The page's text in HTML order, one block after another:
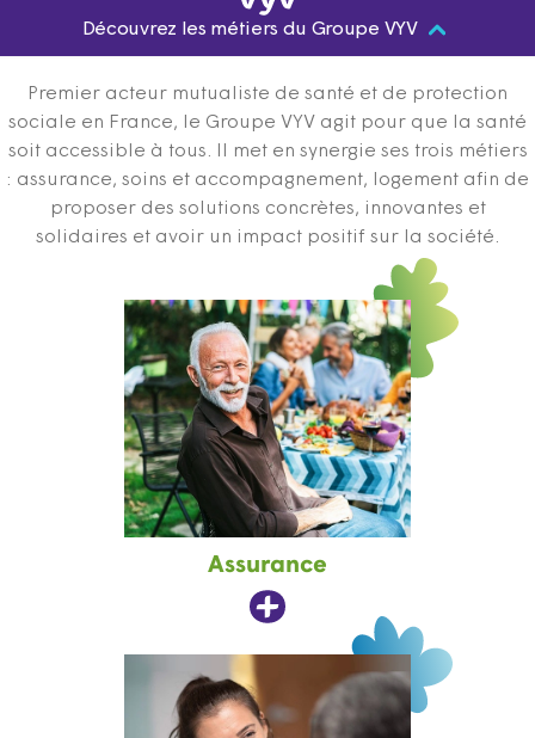
Découvrez les métiers du Groupe VYV
Premier acteur mutualiste de santé et de protection
sociale en France, le Groupe VYV agit pour que la santé
soit accessible à tous. Il met en synergie ses trois métiers
: assurance, soins et accompagnement, logement afin de
proposer des solutions concrètes, innovantes et
solidaires et avoir un impact positif sur la société.
Assurance